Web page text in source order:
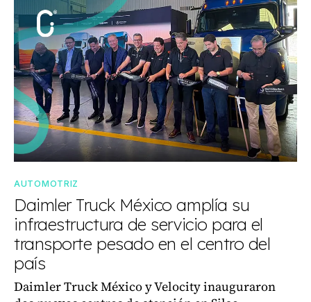
AUTOMOTRIZ
Daimler Truck México amplía su
infraestructura de servicio para el
transporte pesado en el centro del
país
Daimler Truck México y Velocity inauguraron